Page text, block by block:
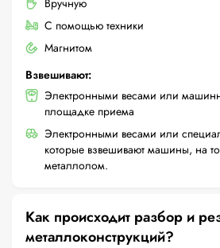
Вручную
С помощью техники
Магнитом
Взвешивают:
Электронными весами или
площадке приема
Электронными весами или
которые взвешивают машины, на
металлолом.
Как происходит разбор и
металлоконструкций?